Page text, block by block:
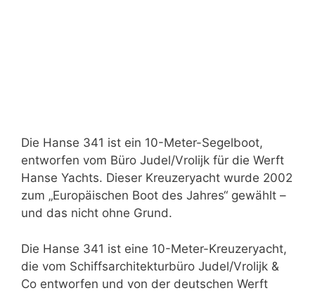
Die Hanse 341 ist ein 10-Meter-Segelboot,
entworfen vom Büro Judel/Vrolijk für die Werft
Hanse Yachts. Dieser Kreuzeryacht wurde 2002
zum „Europäischen Boot des Jahres“ gewählt –
und das nicht ohne Grund.
Die Hanse 341 ist eine 10-Meter-Kreuzeryacht,
die vom Schiffsarchitekturbüro Judel/Vrolijk &
Co entworfen und von der deutschen Werft